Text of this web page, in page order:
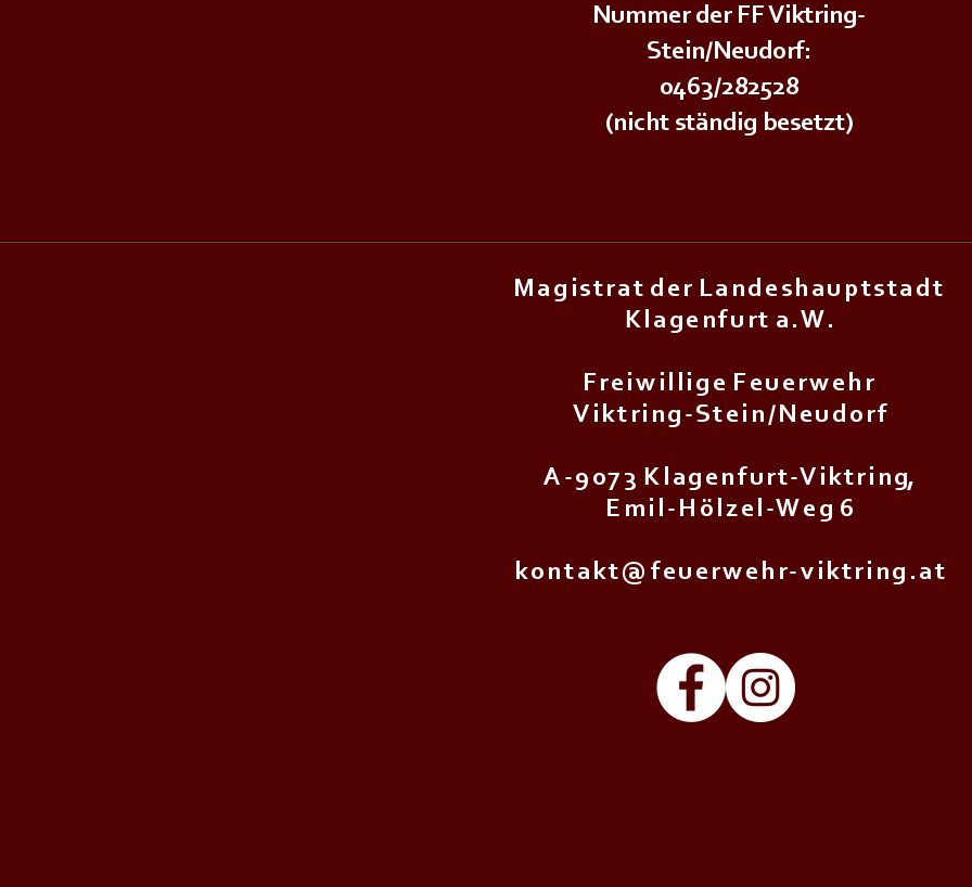
Nummer der FF Viktring-
Stein/Neudorf:
0463/282528
(nicht ständig besetzt)
M a g i s t r a t d e r L a n d e s h a u p t s t a d t
K l a g e n f u r t a . W .
F r e i w i l l i g e F e u e r w e h r
V i k t r i n g - S t e i n / N e u d o r f
A - 9 0 7 3 K l a g e n f u r t - V i k t r i n g,
E m i l - H ö l z e l - W e g 6
k o n t a k t @ f e u e r w e h r - v i k t r i n g . a t